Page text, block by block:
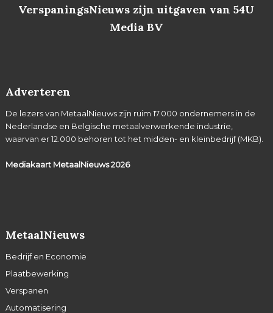
VerspaningsNieuws zijn uitgaven van 54U
Media BV
Adverteren
De lezers van MetaalNieuws zijn ruim 17.000 ondernemers in de
Nederlandse en Belgische metaalverwerkende industrie,
waarvan er 12.000 behoren tot het midden- en kleinbedrijf (MKB).
Mediakaart MetaalNieuws2026
MetaalNieuws
Bedrijf en Economie
Plaatbewerking
Verspanen
Automatisering